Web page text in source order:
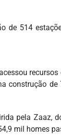
de 514
recursos
construção de
pela Zaaz,
mil homes